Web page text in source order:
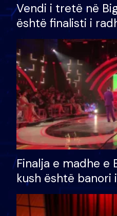
Vendi i tretë në
është finalisti i
Finalja e madhe e
kush është banori
shtëpinë dhe
të fituar çmimin e